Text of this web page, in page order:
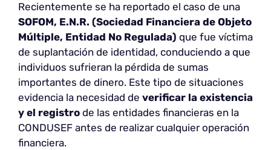
Recientemente se ha reportado el caso de una
SOFOM, E.N.R. (Sociedad Financiera de Objeto
Múltiple, Entidad No Regulada) que fue víctima
de suplantación de identidad, conduciendo a que
individuos sufrieran la pérdida de sumas
importantes de dinero. Este tipo de situaciones
evidencia la necesidad de verificar la existencia
y el registro de las entidades financieras en la
CONDUSEF antes de realizar cualquier operación
financiera.